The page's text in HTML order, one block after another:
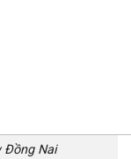
Đồng Nai